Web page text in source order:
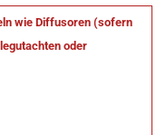
wie Diffusoren (sofern
oder